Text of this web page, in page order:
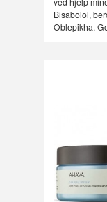
Bisabolol,
Oblepikha.